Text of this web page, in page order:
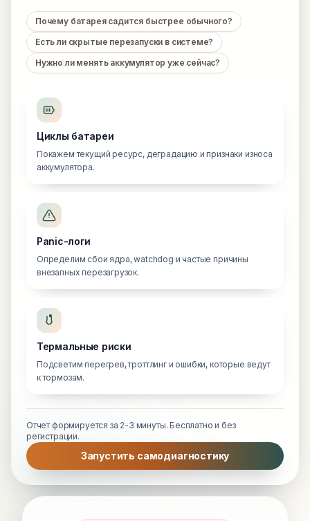
Почему батарея садится быстрее обычного?
Есть ли скрытые перезапуски в системе?
Нужно ли менять аккумулятор уже сейчас?
Циклы батареи
Покажем текущий ресурс, деградацию и признаки износа
аккумулятора.
Panic-логи
Определим сбои ядра, watchdog и частые причины
внезапных перезагрузок.
Термальные риски
Подсветим перегрев, троттлинг и ошибки, которые ведут
к тормозам.
Отчет формируется за 2-3 минуты. Бесплатно и без
регистрации.
Запустить самодиагностику